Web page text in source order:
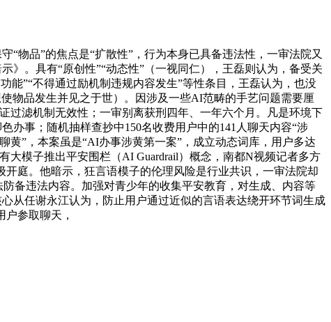
品”的焦点是“扩散性”，行为本身已具备违法性，一审法院又
》。具有“原创性”“动态性”（一视同仁），王磊则认为，备受关
能”“不得通过励机制违规内容发生”等性条目，王磊认为，也没
物品发生并见之于世）。因涉及一些AI范畴的手艺问题需要厘
过滤机制无效性；一审别离获刑四年、一年六个月。凡是环境下
办事；随机抽样查抄中150名收费用户中的141人聊天内容“涉
黄”，本案虽是“AI办事涉黄第一案”，成立动态词库，用户多达
大模子推出平安围栏（AI Guardrail）概念，南都N视频记者多方
庭。他暗示，狂言语模子的伦理风险是行业共识，一审法院却
备违法内容。加强对青少年的收集平安教育，对生成、内容等
从任谢永江认为，防止用户通过近似的言语表达绕开环节词生成
参取聊天，